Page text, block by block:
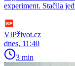
experiment. Stačila
VIPživot.cz
dnes, 11:40
3 min